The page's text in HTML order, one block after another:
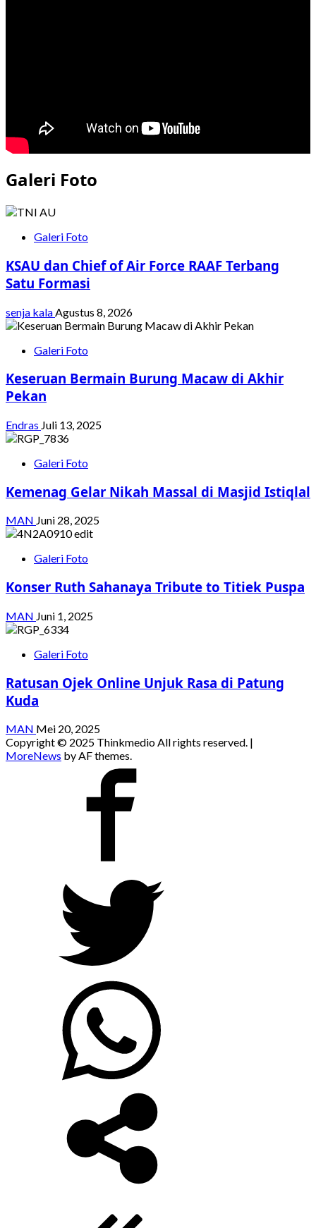
Galeri Foto
Galeri Foto
KSAU dan Chief of Air Force RAAF Terbang
Satu Formasi
senja kala Agustus 8, 2026
Galeri Foto
Keseruan Bermain Burung Macaw di Akhir
Pekan
Endras Juli 13, 2025
Galeri Foto
Kemenag Gelar Nikah Massal di Masjid Istiqlal
MAN Juni 28, 2025
Galeri Foto
Konser Ruth Sahanaya Tribute to Titiek Puspa
MAN Juni 1, 2025
Galeri Foto
Ratusan Ojek Online Unjuk Rasa di Patung
Kuda
MAN Mei 20, 2025
Copyright © 2025 Thinkmedio All rights reserved. |
MoreNews by AF themes.